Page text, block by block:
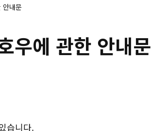
안내문
우에 관한 안내문
습니다.